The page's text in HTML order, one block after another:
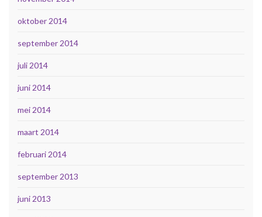
oktober 2014
september 2014
juli 2014
juni 2014
mei 2014
maart 2014
februari 2014
september 2013
juni 2013